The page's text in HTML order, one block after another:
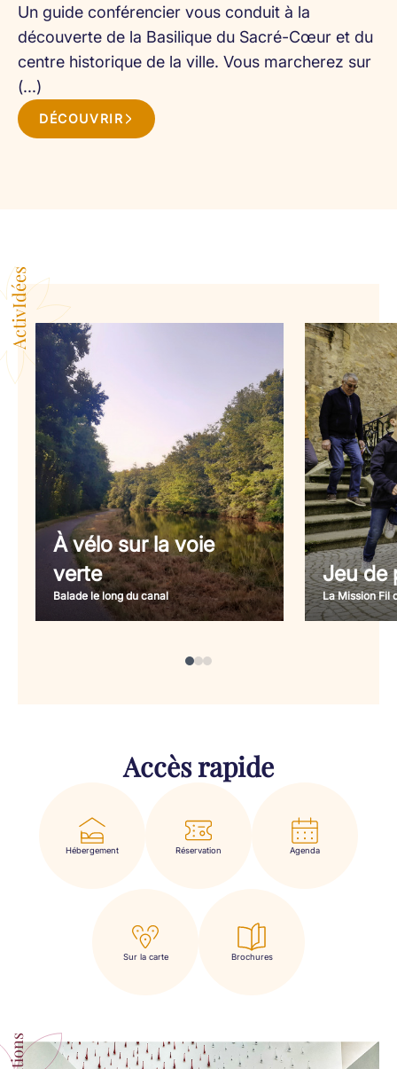
Un guide conférencier vous conduit à la
découverte de la Basilique du Sacré-Cœur et du
centre historique de la ville. Vous marcherez sur
(...)
DÉCOUVRIR
ActivIdées
À vélo sur la voie
verte
Balade le long du canal
Jeu de
La Mission Fil
Accès rapide
Hébergement Réservation Agenda
Sur la carte Brochures